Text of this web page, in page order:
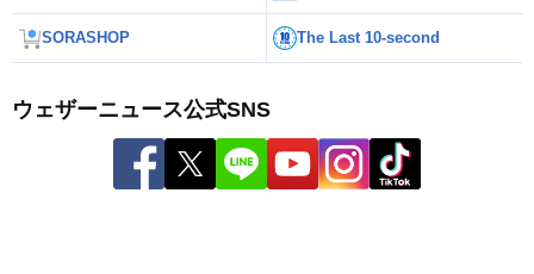
SORASHOP The Last 10-second
ウェザーニュース公式SNS